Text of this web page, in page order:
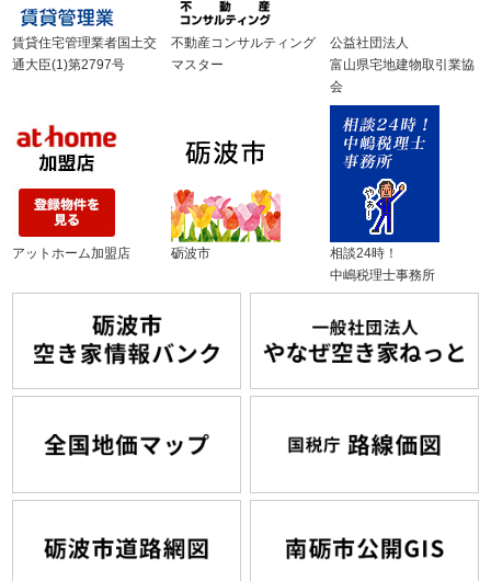
賃貸住宅管理業者国土交
通大臣(1)第2797号
不動産コンサルティング
マスター
公益社団法人
富山県宅地建物取引業協
会
アットホーム加盟店 砺波市
相談24時！
中嶋税理士事務所